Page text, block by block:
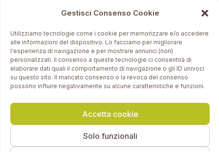
Gestisci Consenso Cookie
Utilizziamo tecnologie come i cookie per memorizzare e/o accedere
alle informazioni del dispositivo. Lo facciamo per migliorare
l'esperienza di navigazione e per mostrare annunci (non)
personalizzati. Il consenso a queste tecnologie ci consentirà di
elaborare dati quali il comportamento di navigazione o gli ID univoci
su questo sito. Il mancato consenso o la revoca del consenso
possono influire negativamente su alcune caratteristiche e funzioni.
Accetta cookie
Solo funzionali